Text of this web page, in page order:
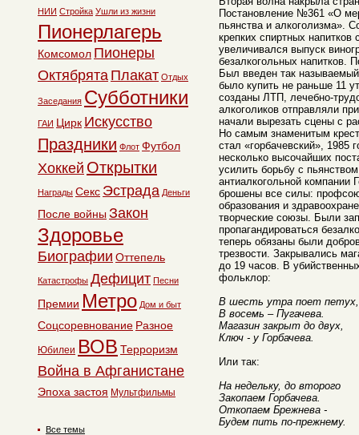
Постановление №361 «О
пьянства и алкоголизма».
крепких спиртных
увеличивался выпуск
безалкогольных напитков.
Был введен так
было купить не раньше 11
созданы ЛТП, лечебно-
алкоголиков отправляли
начали вырезать сцены с
Но самым знаменитым
стал «горбачевский», 1985
несколько высочайших
усилить борьбу с
антиалкогольной компании
брошены все силы:
образования и
творческие союзы. Были
пропагандироваться
теперь обязаны были
трезвости. Закрывались
до 19 часов. В
фольклор:
В шесть утра поет петух,
В восемь – Пугачева.
Магазин закрыт до двух,
Ключ - у Горбачева.
Или так:
На недельку, до второго
Закопаем Горбачева.
Откопаем Брежнева -
Будем пить по-прежнему.
НИИ Стройка Ушли из жизни
Пионерлагерь
Комсомол Пионеры
Октябрята Плакат Отдых
Заседания Субботники
ГАИ Цирк Искусство
Праздники Флот Футбол
Хоккей Открытки
Награды Секс Эстрада Деньги
После войны Закон
Здоровье
Биографии Оттепель
Катастрофы Дефицит Песни
Премии Метро Дом и быт
Соцсоревнование Разное
Юбилеи ВОВ Терроризм
Война в Афганистане
Эпоха застоя Мультфильмы
Все темы